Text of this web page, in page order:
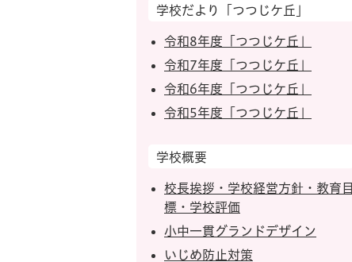
学校だより「つつじケ丘」
令和8年度「つつじケ丘」
令和7年度「つつじケ丘」
令和6年度「つつじケ丘」
令和5年度「つつじケ丘」
学校概要
校長挨拶・学校経営方針・教育目
標・学校評価
小中一貫グランドデザイン
いじめ防止対策